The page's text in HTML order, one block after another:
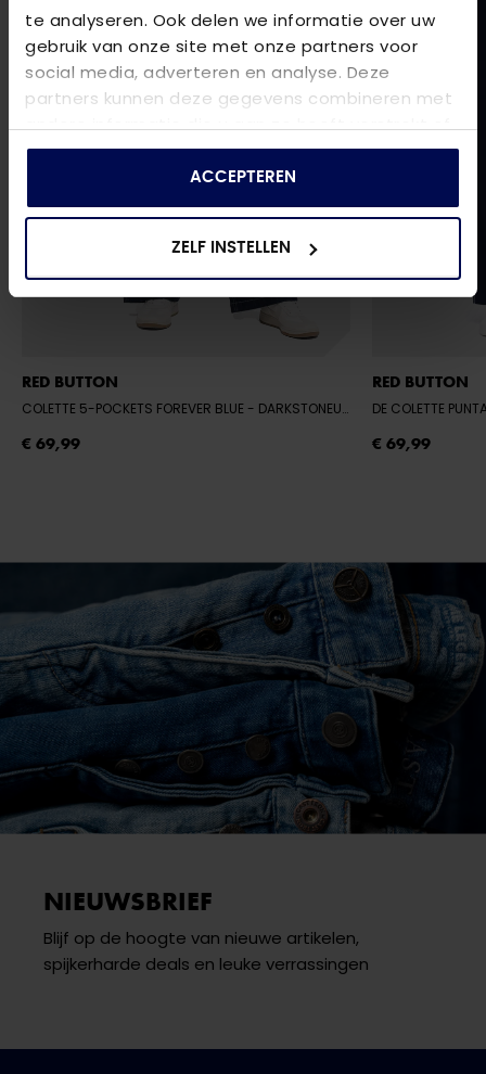
te analyseren. Ook delen we informatie over uw
gebruik van onze site met onze partners voor
social media, adverteren en analyse. Deze
partners kunnen deze gegevens combineren met
andere informatie die u aan ze heeft verstrekt of
die ze hebben verzameld op basis van uw gebruik
ACCEPTEREN
ZELF INSTELLEN
RED BUTTON
COLETTE 5-POCKETS FOREVER BLUE - DARKSTONEUSED0
€ 69,99
RED BUTTON
DE COLETTE
€ 69,99
NIEUWSBRIEF
Blijf op de hoogte van nieuwe artikelen,
spijkerharde deals en leuke verrassingen